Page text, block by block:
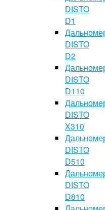
DISTO
D1
DISTO
D2
DISTO
D110
DISTO
X310
DISTO
D510
DISTO
D810